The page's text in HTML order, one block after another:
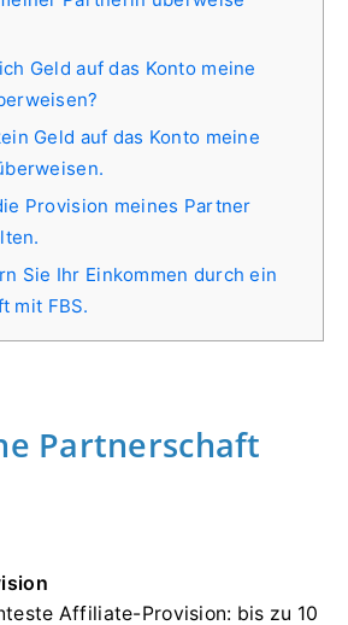
Geld auf das Konto meine
Geld auf das Konto meine
Provision meines Partner
Sie Ihr Einkommen durch ein
mit FBS.
Partnerschaft
Affiliate-Provision: bis zu 10